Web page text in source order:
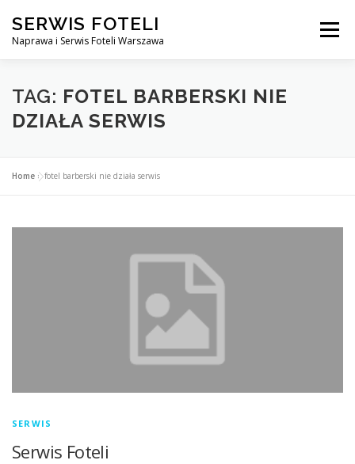
treści
SERWIS FOTELI
Naprawa i Serwis Foteli Warszawa
Menu
NAPRAWA FOTELI DENTYSTYCZNE I MEDYCZNE
TAG: FOTEL BARBERSKI NIE
DZIAŁA SERWIS
Home »fotel barberski nie działa serwis
SERWIS
Serwis Foteli